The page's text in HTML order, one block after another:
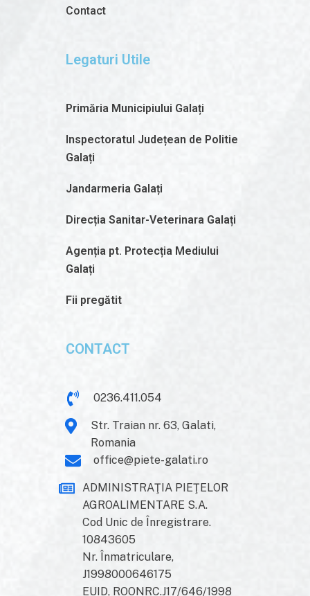
Contact
Legaturi Utile
Primăria Municipiului Galați
Inspectoratul Județean de Politie
Galați
Jandarmeria Galați
Direcția Sanitar-Veterinara Galați
Agenția pt. Protecția Mediului
Galați
Fii pregătit
CONTACT
0236.411.054
Str. Traian nr. 63, Galati,
Romania
office@piete-galati.ro
ADMINISTRAŢIA PIEŢELOR
AGROALIMENTARE S.A.
Cod Unic de Înregistrare.
10843605
Nr. Înmatriculare,
J1998000646175
EUID, ROONRC.J17/646/1998